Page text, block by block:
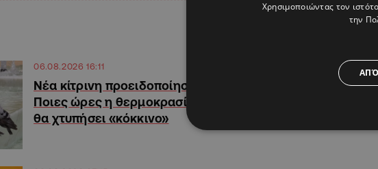
06.08.2026 16:11
Νέα κίτρινη προειδοποίηση:
Ποιες ώρες η θερμοκρασία
θα χτυπήσει «κόκκινο»
Χρησιμοποιώντας τον
την